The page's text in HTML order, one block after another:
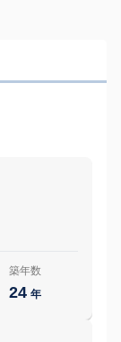
築年数
24 年